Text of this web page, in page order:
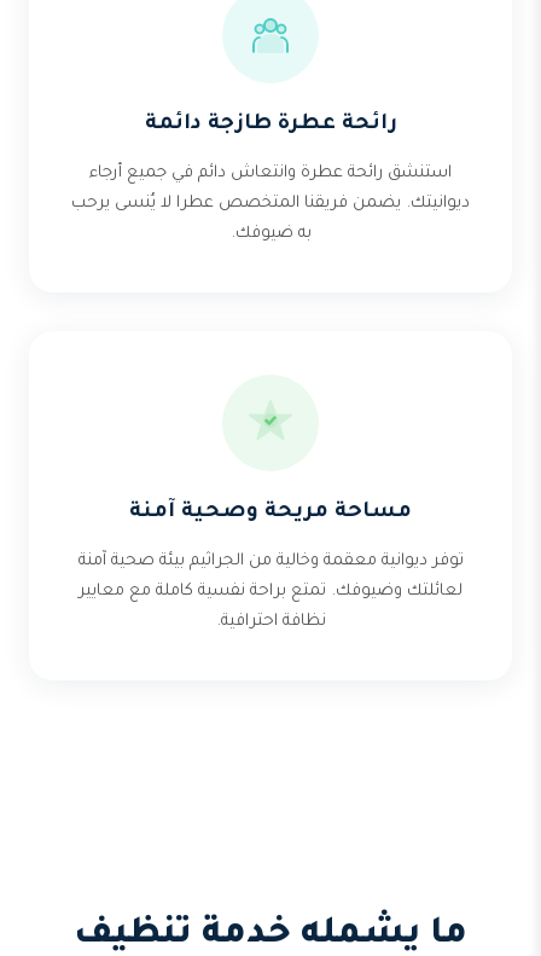
رائحة عطرة طازجة دائمة
استنشق رائحة عطرة وانتعاش دائم في جميع أرجاء
ديوانيتك. يضمن فريقنا المتخصص عطرا لا يُنسى يرحب
به ضيوفك.
مساحة مريحة وصحية آمنة
توفر ديوانية معقمة وخالية من الجراثيم بيئة صحية آمنة
لعائلتك وضيوفك. تمتع براحة نفسية كاملة مع معايير
نظافة احترافية.
ما يشمله خدمة تنظيف